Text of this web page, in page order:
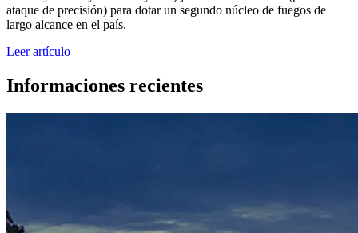
ataque de precisión) para dotar un segundo núcleo de fuegos de
largo alcance en el país.
Leer artículo
Informaciones recientes